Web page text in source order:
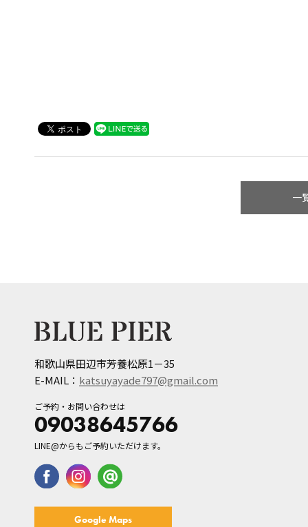
一
和歌山県田辺市芳養松原1－35
E-MAIL： katsuyayade797@gmail.com
ご予約・お問い合わせは
09038645766
LINE@からもご予約いただけます。
Google Maps